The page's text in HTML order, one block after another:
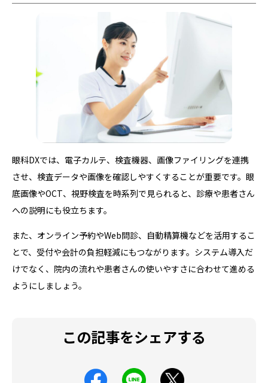
眼科DXでは、電子カルテ、検査機器、画像ファイリングを連携
させ、検査データや画像を確認しやすくすることが重要です。眼
底画像やOCT、視野検査を時系列で見られると、診療や患者さん
への説明にも役立ちます。
また、オンライン予約やWeb問診、自動精算機などを活用するこ
とで、受付や会計の負担軽減にもつながります。システム導入だ
けでなく、院内の流れや患者さんの使いやすさに合わせて進める
ようにしましょう。
この記事をシェアする